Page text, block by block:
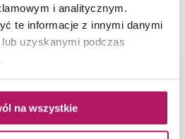
i analitycznym.
te informacje z innymi danymi
uzyskanymi podczas
na wszystkie